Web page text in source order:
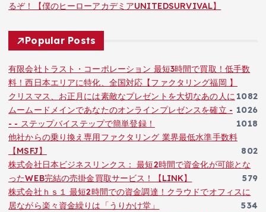
るぞ！【僕のヒーローアカデミアUNITEDSURVIVAL】
Popular Posts
有限会社トラスト・コーポレーション 最短3時間で買取！低手数
料！西日本エリアに特化、全国対応【ファクタリング福岡 】
1082
クリスマス、お正月には素敵なプレゼントを大切なあの人に
1026
ムームードメインであなたのオンラインプレゼンスを確立 -
- - ステップバイステップで簡単登録！
1018
他社からの乗り換え専用ファクタリング 業界最低水準手数料
【MSFJ】
802
株式会社日本ビジネスリンクス： 最短2時間で資金化が可能とな
ったWEB完結の売掛金買取サービス！【LINK】
579
株式会社ｈｓ１ 最短2時間での資金調達！クラウドでオフィスに
居ながら楽々資金繰りは「うりかけ堂」
534